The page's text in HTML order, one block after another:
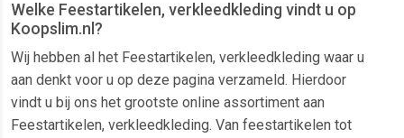
Welke Feestartikelen, verkleedkleding vindt u op
Koopslim.nl?
Wij hebben al het Feestartikelen, verkleedkleding waar u
aan denkt voor u op deze pagina verzameld. Hierdoor
vindt u bij ons het grootste online assortiment aan
Feestartikelen, verkleedkleding. Van feestartikelen tot